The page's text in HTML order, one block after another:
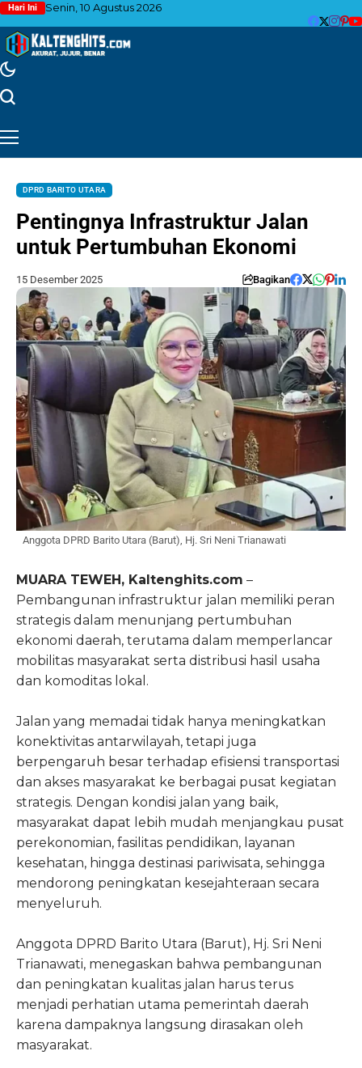
Hari Ini Senin, 10 Agustus 2026
DPRD BARITO UTARA
Pentingnya Infrastruktur Jalan
untuk Pertumbuhan Ekonomi
15 Desember 2025 Bagikan
Anggota DPRD Barito Utara (Barut), Hj. Sri Neni Trianawati
MUARA TEWEH, Kaltenghits.com –
Pembangunan infrastruktur jalan memiliki peran
strategis dalam menunjang pertumbuhan
ekonomi daerah, terutama dalam memperlancar
mobilitas masyarakat serta distribusi hasil usaha
dan komoditas lokal.
Jalan yang memadai tidak hanya meningkatkan
konektivitas antarwilayah, tetapi juga
berpengaruh besar terhadap efisiensi transportasi
dan akses masyarakat ke berbagai pusat kegiatan
strategis. Dengan kondisi jalan yang baik,
masyarakat dapat lebih mudah menjangkau pusat
perekonomian, fasilitas pendidikan, layanan
kesehatan, hingga destinasi pariwisata, sehingga
mendorong peningkatan kesejahteraan secara
menyeluruh.
Anggota DPRD Barito Utara (Barut), Hj. Sri Neni
Trianawati, menegaskan bahwa pembangunan
dan peningkatan kualitas jalan harus terus
menjadi perhatian utama pemerintah daerah
karena dampaknya langsung dirasakan oleh
masyarakat.